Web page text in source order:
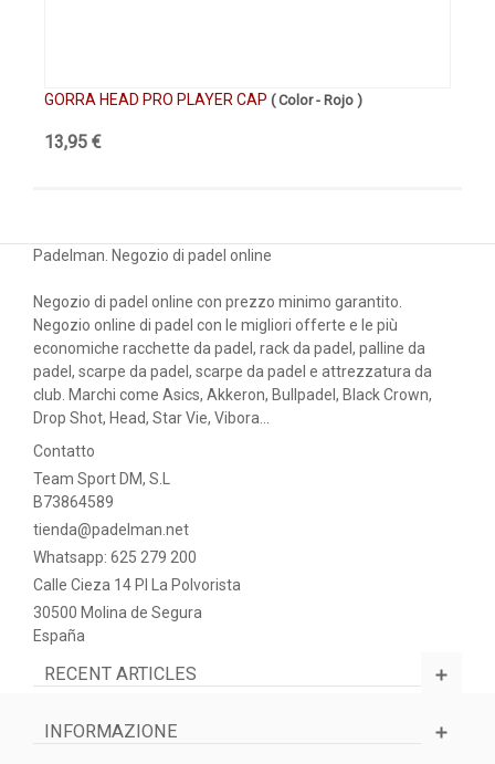
GORRA HEAD PRO PLAYER CAP ( Color - Rojo )
13,95 €
Padelman. Negozio di padel online
Negozio di padel online con prezzo minimo garantito.
Negozio online di padel con le migliori offerte e le più
economiche racchette da padel, rack da padel, palline da
padel, scarpe da padel, scarpe da padel e attrezzatura da
club. Marchi come Asics, Akkeron, Bullpadel, Black Crown,
Drop Shot, Head, Star Vie, Vibora...
Contatto
Team Sport DM, S.L
B73864589
tienda@padelman.net
Whatsapp: 625 279 200
Calle Cieza 14 PI La Polvorista
30500 Molina de Segura
España
RECENT ARTICLES
INFORMAZIONE